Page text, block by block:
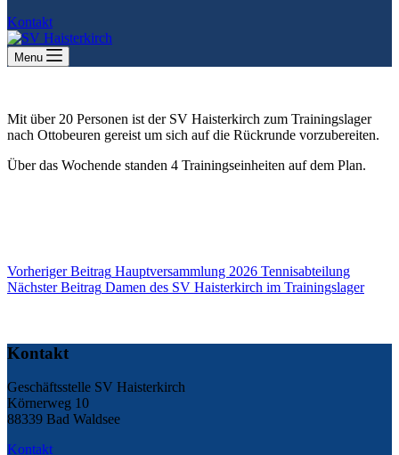
Kontakt
Menu
Mit über 20 Personen ist der SV Haisterkirch zum Trainingslager
nach Ottobeuren gereist um sich auf die Rückrunde vorzubereiten.
Über das Wochende standen 4 Trainingseinheiten auf dem Plan.
VorherigerBeitrag Hauptversammlung 2026 Tennisabteilung
NächsterBeitrag Damen des SV Haisterkirch im Trainingslager
Kontakt
Geschäftsstelle SV Haisterkirch
Körnerweg 10
88339 Bad Waldsee
Kontakt